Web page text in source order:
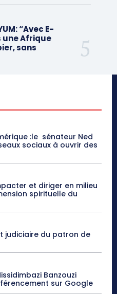
“Avec E-
une Afrique
sans
:le sénateur Ned
sociaux à ouvrir des
et diriger en milieu
spirituelle du
judiciaire du patron de
Banzouzi
sur Google